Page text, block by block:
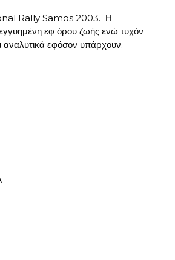
Rally Samos 2003. Η
εφ όρου ζωής ενώ τυχόν
αναλυτικά εφόσον υπάρχουν.